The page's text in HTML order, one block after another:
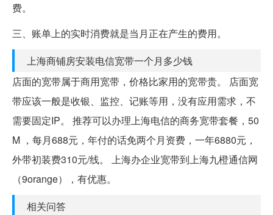
费。
三、账单上的实时消费就是当月正在产生的费用。
上海商铺房安装电信宽带一个月多少钱
店面的宽带属于商用宽带，价格比家用的宽带贵。 店面宽
带应该一般是收银、监控、记账等用，没有应用需求，不
需要固定IP。 推荐可以办理上海电信的商务宽带套餐，50
M ，每月688元，年付的话免两个月资费，一年6880元，
外带初装费310元/线。 上海办企业宽带到上海九橙通信网
（9orange），有优惠。
相关问答